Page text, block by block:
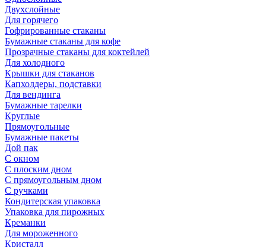
Двухслойные
Для горячего
Гофрированные стаканы
Бумажные стаканы для кофе
Прозрачные стаканы для коктейлей
Для холодного
Крышки для стаканов
Капхолдеры, подставки
Для вендинга
Бумажные тарелки
Круглые
Прямоугольные
Бумажные пакеты
Дой пак
С окном
С плоским дном
С прямоугольным дном
С ручками
Кондитерская упаковка
Упаковка для пирожных
Креманки
Для мороженного
Кристалл